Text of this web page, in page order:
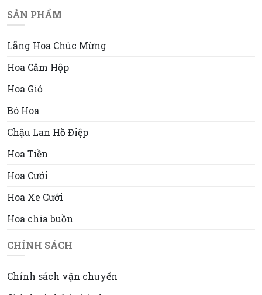
SẢN PHẨM
Lẵng Hoa Chúc Mừng
Hoa Cắm Hộp
Hoa Giỏ
Bó Hoa
Chậu Lan Hồ Điệp
Hoa Tiền
Hoa Cưới
Hoa Xe Cưới
Hoa chia buồn
CHÍNH SÁCH
Chính sách vận chuyển